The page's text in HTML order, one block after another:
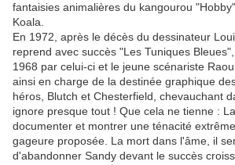
fantaisies animalières du kangourou
Koala.
En 1972, après le décès du dessinateur
reprend avec succès "Les Tuniques
1968 par celui-ci et le jeune scénariste
ainsi en charge de la destinée graphique
héros, Blutch et Chesterfield, chevauchant
ignore presque tout ! Que cela ne tienne :
documenter et montrer une ténacité
gageure proposée. La mort dans l'âme, il
d'abandonner Sandy devant le succès